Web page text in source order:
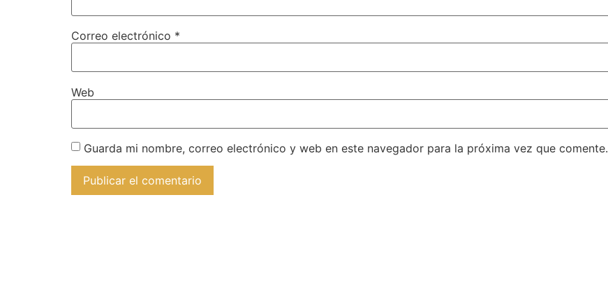
Correo electrónico *
Web
Guarda mi nombre, correo electrónico y web en este navegador para la próxima vez que comente.